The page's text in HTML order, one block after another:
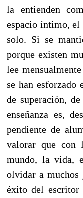
la entienden
espacio íntimo, el
solo. Si se
porque existen
lee
se han esforzado
de superación,
enseñanza es,
pendiente de
valorar que con
mundo, la vida,
olvidar a muchos
éxito del escritor